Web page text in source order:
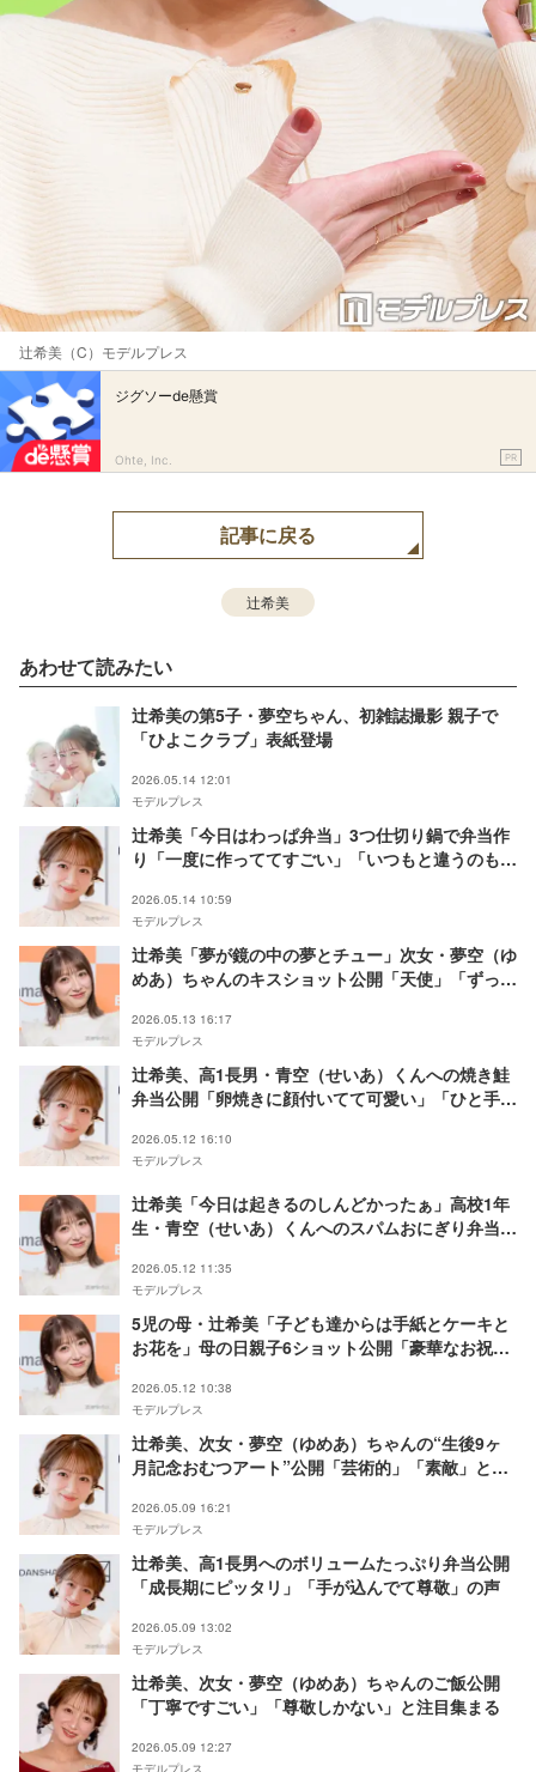
辻希美（C）モデルプレス
ジグソーde懸賞
Ohte, Inc. PR
記事に戻る
辻希美
あわせて読みたい
辻希美の第5子・夢空ちゃん、初雑誌撮影 親子で
「ひよこクラブ」表紙登場
2026.05.14 12:01
モデルプレス
辻希美「今日はわっぱ弁当」3つ仕切り鍋で弁当作
り「一度に作っててすごい」「いつもと違うのも可
2026.05.14 10:59
モデルプレス
辻希美「夢が鏡の中の夢とチュー」次女・夢空（ゆ
めあ）ちゃんのキスショット公開「天使」「ずっと
2026.05.13 16:17
モデルプレス
辻希美、高1長男・青空（せいあ）くんへの焼き鮭
弁当公開「卵焼きに顔付いてて可愛い」「ひと手間
2026.05.12 16:10
モデルプレス
辻希美「今日は起きるのしんどかったぁ」高校1年
生・青空（せいあ）くんへのスパムおにぎり弁当に
てあって可愛い」
2026.05.12 11:35
モデルプレス
5児の母・辻希美「子ども達からは手紙とケーキと
お花を」母の日親子6ショット公開「豪華なお祝
2026.05.12 10:38
モデルプレス
辻希美、次女・夢空（ゆめあ）ちゃんの“生後9ヶ
月記念おむつアート”公開「芸術的」「素敵」と反
2026.05.09 16:21
モデルプレス
辻希美、高1長男へのボリュームたっぷり弁当公開
「成長期にピッタリ」「手が込んでて尊敬」の声
2026.05.09 13:02
モデルプレス
辻希美、次女・夢空（ゆめあ）ちゃんのご飯公開
「丁寧ですごい」「尊敬しかない」と注目集まる
2026.05.09 12:27